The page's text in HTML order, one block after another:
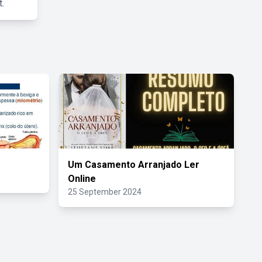
Um Casamento Arranjado Ler
Online
25 September 2024